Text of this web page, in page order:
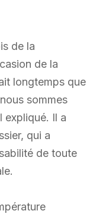
de la
de la
longtemps que
sommes
expliqué. Il a
qui a
de toute